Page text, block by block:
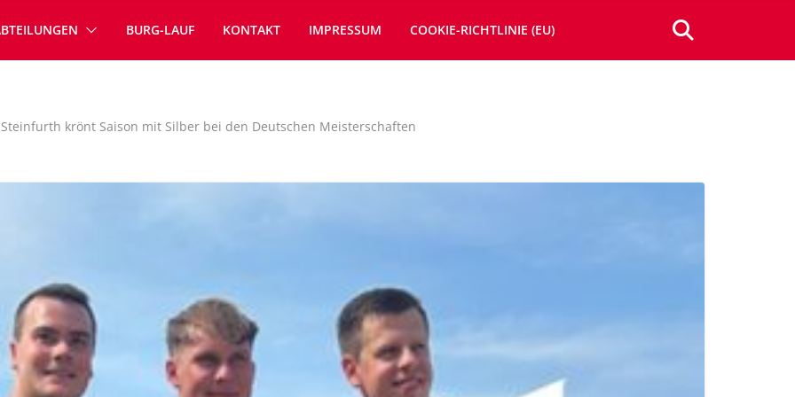
BURG-LAUF KONTAKT IMPRESSUM COOKIE-RICHTLINIE (EU)
krönt Saison mit Silber bei den Deutschen Meisterschaften